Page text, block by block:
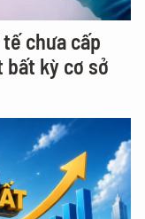
chưa cấp
bất kỳ cơ sở